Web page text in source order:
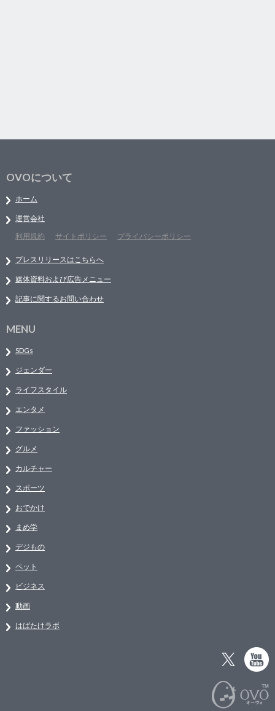
OVOについて
ホーム
運営会社
利用規約
サイトポリシー プライバシーポリシー
プレスリリースはこちらへ
媒体資料および広告メニュー
記事に関するお問い合わせ
MENU
SDGs
ジェンダー
ライフスタイル
エンタメ
ファッション
グルメ
カルチャー
スポーツ
おでかけ
まめ学
デジもの
ペット
ビジネス
動画
はばたけラボ